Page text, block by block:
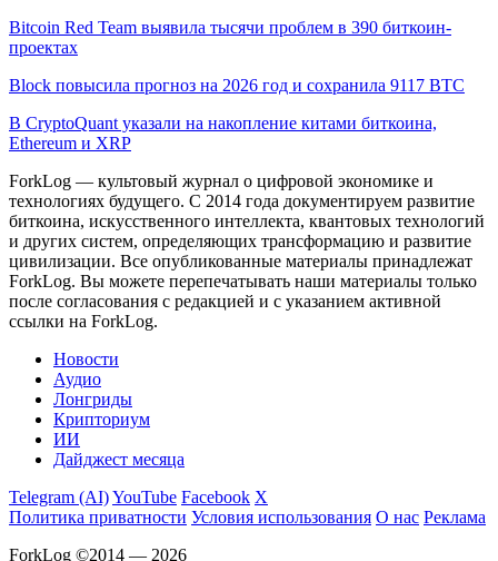
Bitcoin Red Team выявила тысячи проблем в 390 биткоин-
проектах
Block повысила прогноз на 2026 год и сохранила 9117 BTC
В CryptoQuant указали на накопление китами биткоина,
Ethereum и XRP
ForkLog — культовый журнал о цифровой экономике и
технологиях будущего. С 2014 года документируем развитие
биткоина, искусственного интеллекта, квантовых технологий
и других систем, определяющих трансформацию и развитие
цивилизации. Все опубликованные материалы принадлежат
ForkLog. Вы можете перепечатывать наши материалы только
после согласования с редакцией и с указанием активной
ссылки на ForkLog.
Новости
Аудио
Лонгриды
Крипториум
ИИ
Дайджест месяца
Telegram (AI)YouTube Facebook X
Политика приватности Условия использования О нас Реклама
ForkLog ©2014 — 2026